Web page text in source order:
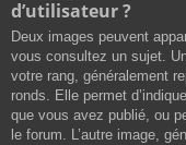
d’utilisateur ?
Deux images peuvent
vous consultez un sujet.
votre rang, généralement
ronds. Elle permet
que vous avez publié, ou
le forum. L’autre image,